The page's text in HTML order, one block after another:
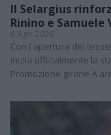
Il Selargius
Rinino e Samuele
6 Ago 2026
Con l'apertura dei
inizia ufficialmente la
Promozione girone A